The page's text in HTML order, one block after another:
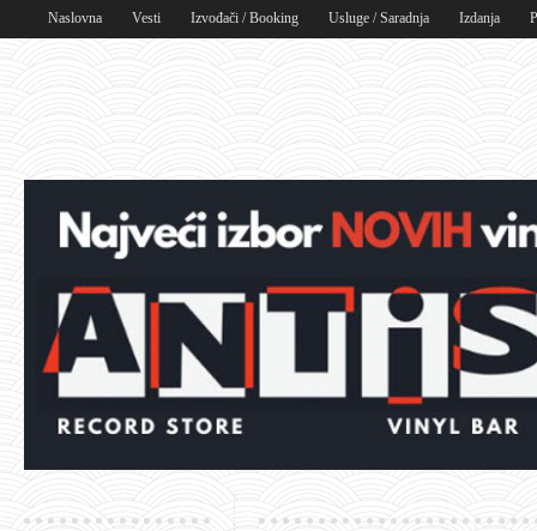
Naslovna Vesti Izvođači / Booking Usluge / Saradnja Izdanja